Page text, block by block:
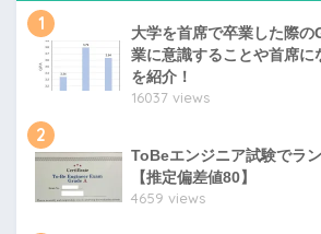
1
大学を首席で卒業した際の
業に意識することや首席に
を紹介！
16037 views
2
ToBeエンジニア試験でラ
【推定偏差値80】
4659 views